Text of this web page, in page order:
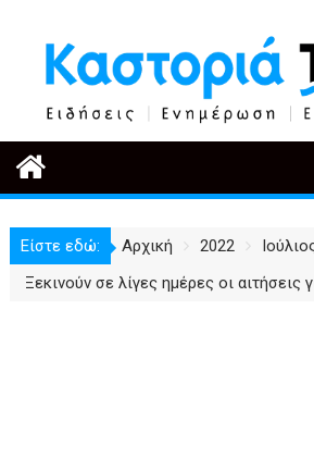
περιεχόμενο
Είστε εδώ: Αρχική 2022
Ξεκινούν σε λίγες ημέρες οι αιτήσεις